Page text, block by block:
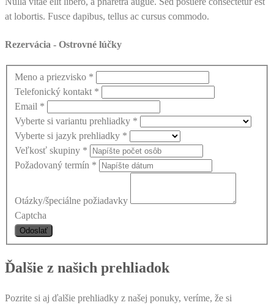
at lobortis. Fusce dapibus, tellus ac cursus commodo.
Rezervácia - Ostrovné lúčky
Meno a priezvisko *
Telefonický kontakt *
Email *
Vyberte si variantu prehliadky *
Vyberte si jazyk prehliadky *
Veľkosť skupiny *
Požadovaný termín *
Otázky/špeciálne požiadavky
Captcha
Ďalšie z našich prehliadok
Pozrite si aj ďalšie prehliadky z našej ponuky, veríme, že si